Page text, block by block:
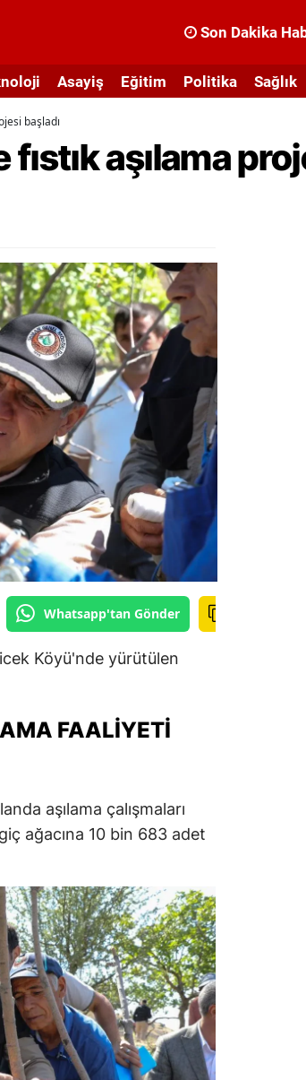
Son Dakika
Asayiş Eğitim Politika Sağlık
başladı
aşılama
Whatsapp'tan Gönder
Köyü'nde yürütülen
FAALIYETI
aşılama çalışmaları
ağacına 10 bin 683 adet